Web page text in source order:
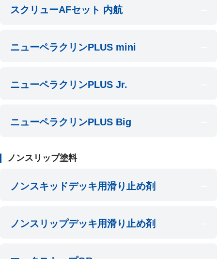
スクリューAFセット 内航
ニューペラクリンPLUS mini
ニューペラクリンPLUS Jr.
ニューペラクリンPLUS Big
ノンスリップ塗料
ノンスキッドデッキ用滑り止め剤
ノンスリップデッキ用滑り止め剤